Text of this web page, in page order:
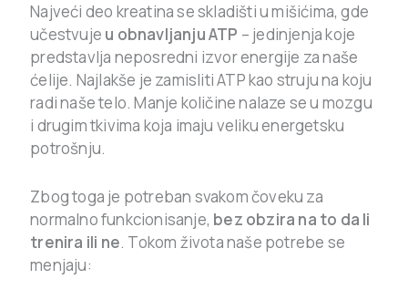
Najveći deo kreatina se skladišti u mišićima, gde
učestvuje u obnavljanju ATP – jedinjenja koje
predstavlja neposredni izvor energije za naše
ćelije. Najlakše je zamisliti ATP kao struju na koju
radi naše telo. Manje količine nalaze se u mozgu
i drugim tkivima koja imaju veliku energetsku
potrošnju.
Zbog toga je potreban svakom čoveku za
normalno funkcionisanje, bez obzira na to da li
trenira ili ne. Tokom života naše potrebe se
menjaju: